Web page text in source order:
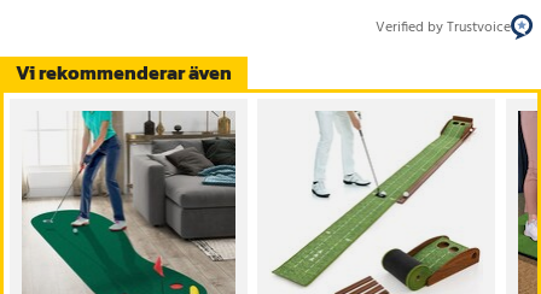
Vi rekommenderar även
Verified by Trustvoice